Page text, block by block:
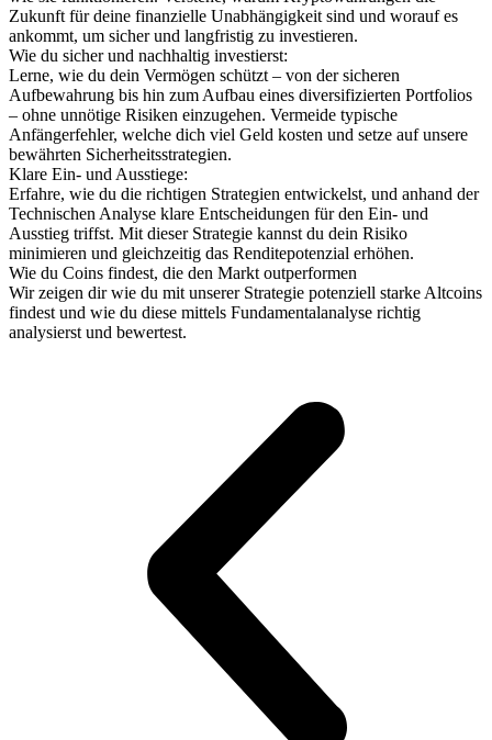
Zukunft für deine finanzielle Unabhängigkeit sind und worauf es
ankommt, um sicher und langfristig zu investieren.
Wie du sicher und nachhaltig investierst:
Lerne, wie du dein Vermögen schützt – von der sicheren
Aufbewahrung bis hin zum Aufbau eines diversifizierten Portfolios
– ohne unnötige Risiken einzugehen. Vermeide typische
Anfängerfehler, welche dich viel Geld kosten und setze auf unsere
bewährten Sicherheitsstrategien.
Klare Ein- und Ausstiege:
Erfahre, wie du die richtigen Strategien entwickelst, und anhand der
Technischen Analyse klare Entscheidungen für den Ein- und
Ausstieg triffst. Mit dieser Strategie kannst du dein Risiko
minimieren und gleichzeitig das Renditepotenzial erhöhen.
Wie du Coins findest, die den Markt outperformen
Wir zeigen dir wie du mit unserer Strategie potenziell starke Altcoins
findest und wie du diese mittels Fundamentalanalyse richtig
analysierst und bewertest.